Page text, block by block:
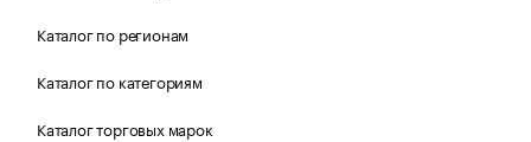
Каталог по регионам
Каталог по категориям
Каталог торговых марок